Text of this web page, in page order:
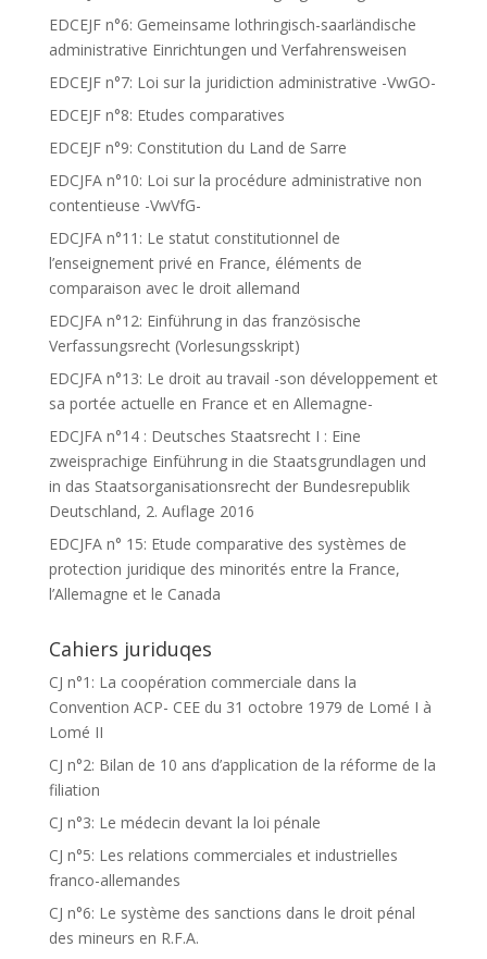
EDCEJF n°6: Gemeinsame lothringisch-saarländische
administrative Einrichtungen und Verfahrensweisen
EDCEJF n°7: Loi sur la juridiction administrative -VwGO-
EDCEJF n°8: Etudes comparatives
EDCEJF n°9: Constitution du Land de Sarre
EDCJFA n°10: Loi sur la procédure administrative non
contentieuse -VwVfG-
EDCJFA n°11: Le statut constitutionnel de
l’enseignement privé en France, éléments de
comparaison avec le droit allemand
EDCJFA n°12: Einführung in das französische
Verfassungsrecht (Vorlesungsskript)
EDCJFA n°13: Le droit au travail -son développement et
sa portée actuelle en France et en Allemagne-
EDCJFA n°14 : Deutsches Staatsrecht I : Eine
zweisprachige Einführung in die Staatsgrundlagen und
in das Staatsorganisationsrecht der Bundesrepublik
Deutschland, 2. Auflage 2016
EDCJFA n° 15: Etude comparative des systèmes de
protection juridique des minorités entre la France,
l’Allemagne et le Canada
Cahiers juriduqes
CJ n°1: La coopération commerciale dans la
Convention ACP- CEE du 31 octobre 1979 de Lomé I à
Lomé II
CJ n°2: Bilan de 10 ans d’application de la réforme de la
filiation
CJ n°3: Le médecin devant la loi pénale
CJ n°5: Les relations commerciales et industrielles
franco-allemandes
CJ n°6: Le système des sanctions dans le droit pénal
des mineurs en R.F.A.